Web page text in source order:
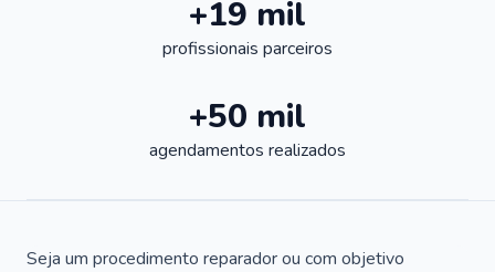
+19 mil
profissionais parceiros
+50 mil
agendamentos realizados
Seja um procedimento reparador ou com objetivo